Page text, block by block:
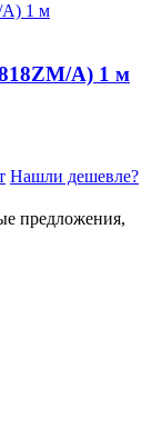
A) 1 м
Нашли дешевле?
предложения,